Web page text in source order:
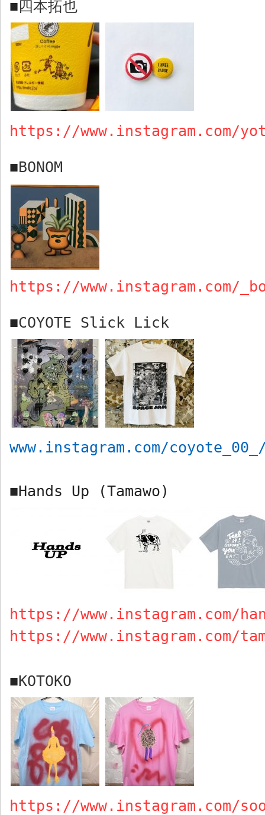
■四本拓也
https://www.instagram.com/
■BONOM
https://www.instagram.com/
■COYOTE Slick Lick
www.instagram.com/
■Hands Up (Tamawo)
https://www.instagram.com/
https://www.instagram.com/
■KOTOKO
https://www.instagram.com/